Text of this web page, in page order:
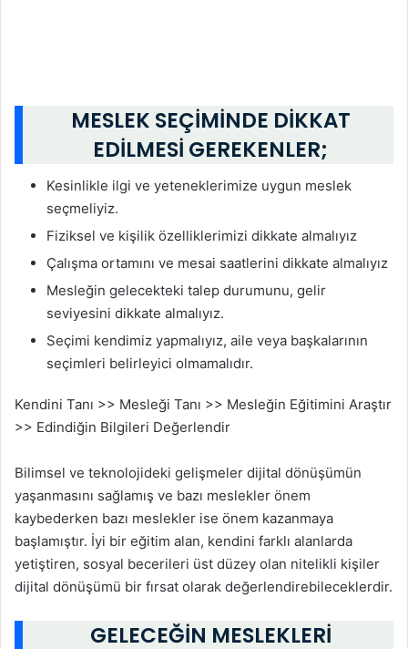
MESLEK SEÇİMİNDE DİKKAT
EDİLMESİ GEREKENLER;
Kesinlikle ilgi ve yeteneklerimize uygun meslek
seçmeliyiz.
Fiziksel ve kişilik özelliklerimizi dikkate almalıyız
Çalışma ortamını ve mesai saatlerini dikkate almalıyız
Mesleğin gelecekteki talep durumunu, gelir
seviyesini dikkate almalıyız.
Seçimi kendimiz yapmalıyız, aile veya başkalarının
seçimleri belirleyici olmamalıdır.
Kendini Tanı >> Mesleği Tanı >> Mesleğin Eğitimini Araştır
>> Edindiğin Bilgileri Değerlendir
Bilimsel ve teknolojideki gelişmeler dijital dönüşümün
yaşanmasını sağlamış ve bazı meslekler önem
kaybederken bazı meslekler ise önem kazanmaya
başlamıştır. İyi bir eğitim alan, kendini farklı alanlarda
yetiştiren, sosyal becerileri üst düzey olan nitelikli kişiler
dijital dönüşümü bir fırsat olarak değerlendirebileceklerdir.
GELECEĞİN MESLEKLERİ